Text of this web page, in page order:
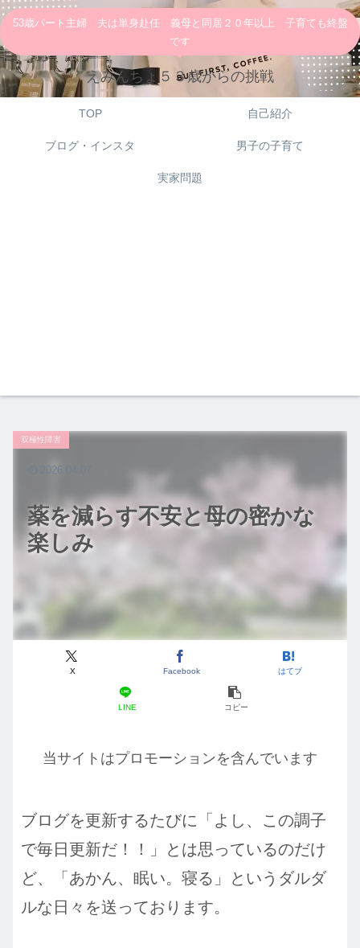
53歳パート主婦 夫は単身赴任 義母と同居２０年以上 子育ても終盤
です
えみんちょ５３歳からの挑戦
TOP 自己紹介
ブログ・インスタ 男子の子育て
実家問題
薬を減らす不安と母の密かな
楽しみ
双極性障害
X Facebook はてブ
LINE コピー
2026.04.07
当サイトはプロモーションを含んでいます
ブログを更新するたびに「よし、この調子
で毎日更新だ！！」とは思っているのだけ
ど、「あかん、眠い。寝る」というダルダ
ルな日々を送っております。